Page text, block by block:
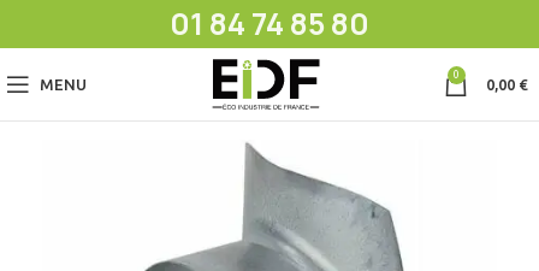
01 84 74 85 80
MENU
0
0,00 €